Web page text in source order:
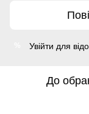
Увійти для
До